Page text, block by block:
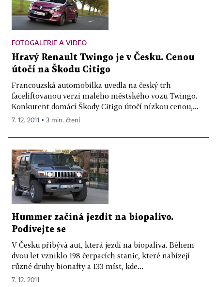
FOTOGALERIE A VIDEO
Hravý Renault Twingo je v Česku. Cenou
útočí na Škodu Citigo
Francouzská automobilka uvedla na český trh
faceliftovanou verzi malého městského vozu Twingo.
Konkurent domácí Škody Citigo útočí nízkou cenou,...
7. 12. 2011 ▪ 3 min. čtení
Hummer začíná jezdit na biopalivo.
Podívejte se
V Česku přibývá aut, která jezdí na biopaliva. Během
dvou let vzniklo 198 čerpacích stanic, které nabízejí
různé druhy bionafty a 133 míst, kde...
7. 12. 2011